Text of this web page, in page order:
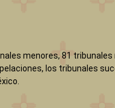
menores, 81 tribunales
los tribunales